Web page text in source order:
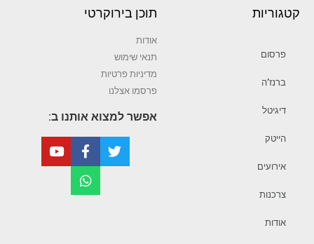
קטגוריות
פרסום
ברנז’ה
דיגיטל
הייטק
אירועים
צרכנות
אודות
תוכן בירוקרטי
אודות
תנאי שימוש
מדיניות פרטיות
פרסמו אצלנו
אפשר למצוא אותנו ב: